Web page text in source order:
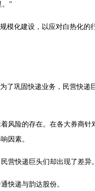
。”
模化建设，以应对白热化的
了巩固快递业务，民营快递
风险的存在。在各大券商针
因素。
营快递巨头们却出现了差异。
快递与韵达股份。